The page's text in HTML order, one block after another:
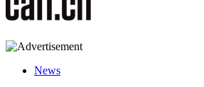
News